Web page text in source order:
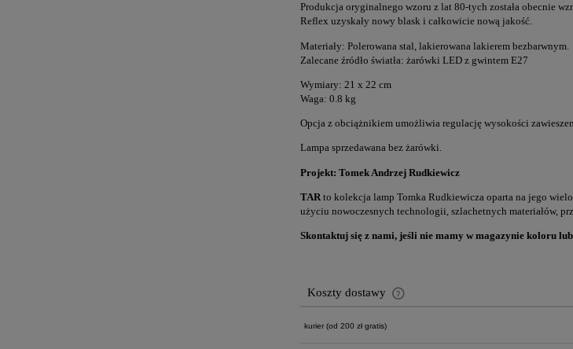
Produkcja oryginalnego wzoru z lat 80-tych została obecnie
Reflex uzyskały nowy blask i całkowicie nową jakość.
Materiały: Polerowana stal, lakierowana lakierem bezbarwnym.
Zalecane źródło światła: żarówki LED z gwintem E27
Wymiary: 21 x 22 cm
Waga: 0.8 kg
Opcja z obciążnikiem umożliwia regulację wysokości
Lampa sprzedawana bez żarówki.
Projekt: Tomek Andrzej Rudkiewicz
TARto kolekcja lamp Tomka Rudkiewicza oparta na jego
użyciu nowoczesnych technologii, szlachetnych materiałów,
Skontaktuj się z nami, jeśli nie mamy w magazynie koloru
Koszty dostawy
kurier (od 200 zł gratis)